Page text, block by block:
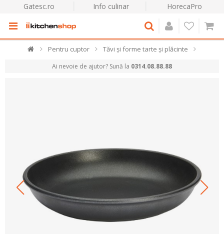
Gatesc.ro Info culinar HorecaPro
Pentru cuptor Tăvi și forme tarte și plăcinte
Ai nevoie de ajutor? Sună la 0314.08.88.88